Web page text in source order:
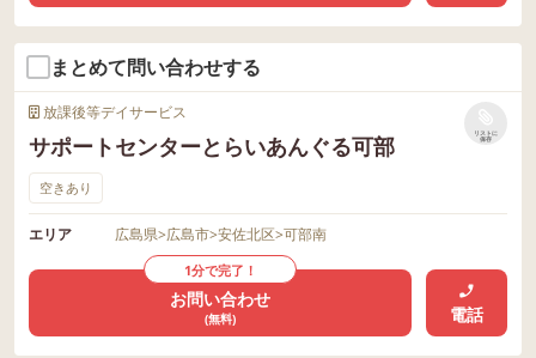
まとめて問い合わせする
放課後等デイサービス
サポートセンターとらいあんぐる可部
リストに
保存
空きあり
エリア 広島県>広島市>安佐北区>可部南
1分で完了！
お問い合わせ
(無料) 電話